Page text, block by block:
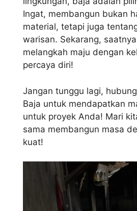
Ingat, membangun bukan
material, tetapi juga
warisan. Sekarang,
melangkah maju dengan
percaya diri!
Jangan tunggu lagi,
Baja untuk mendapatkan
untuk proyek Anda! Mari
sama membangun masa
kuat!